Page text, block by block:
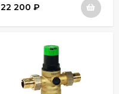
22 200 ₽